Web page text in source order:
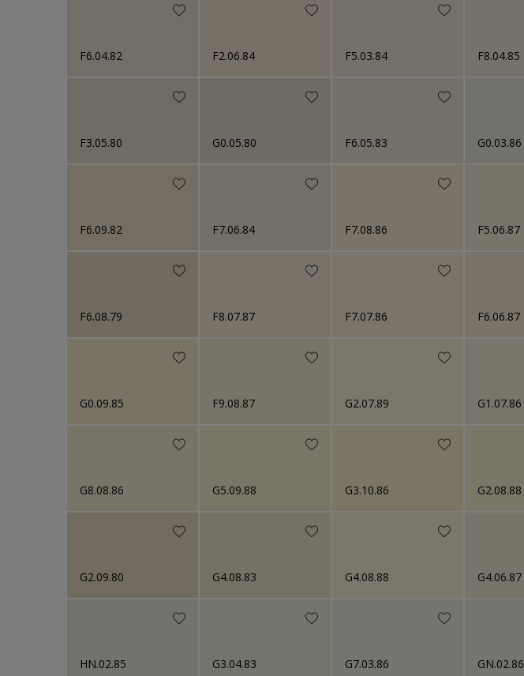
F6.04.82 F2.06.84 F5.03.84 F8.04.85
F3.05.80 G0.05.80 F6.05.83 G0.03.86
F6.09.82 F7.06.84 F7.08.86 F5.06.87
F6.08.79 F8.07.87 F7.07.86 F6.06.87
G0.09.85 F9.08.87 G2.07.89 G1.07.86
G8.08.86 G5.09.88 G3.10.86 G2.08.88
G2.09.80 G4.08.83 G4.08.88 G4.06.87
HN.02.85 G3.04.83 G7.03.86 GN.02.86